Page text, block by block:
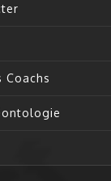
Coachs